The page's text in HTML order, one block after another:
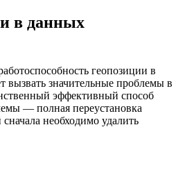
в данных
геопозиции в
вызвать значительные проблемы в
эффективный способ
— полная переустановка
необходимо удалить